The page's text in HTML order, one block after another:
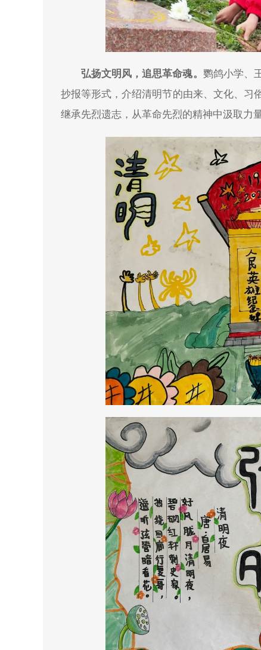
弘扬文明风，追思革命魂。 鹦鸽小学、
抄报等形式，介绍清明节的由来、文化、习
继承先烈遗志，从革命先烈的精神中汲取力